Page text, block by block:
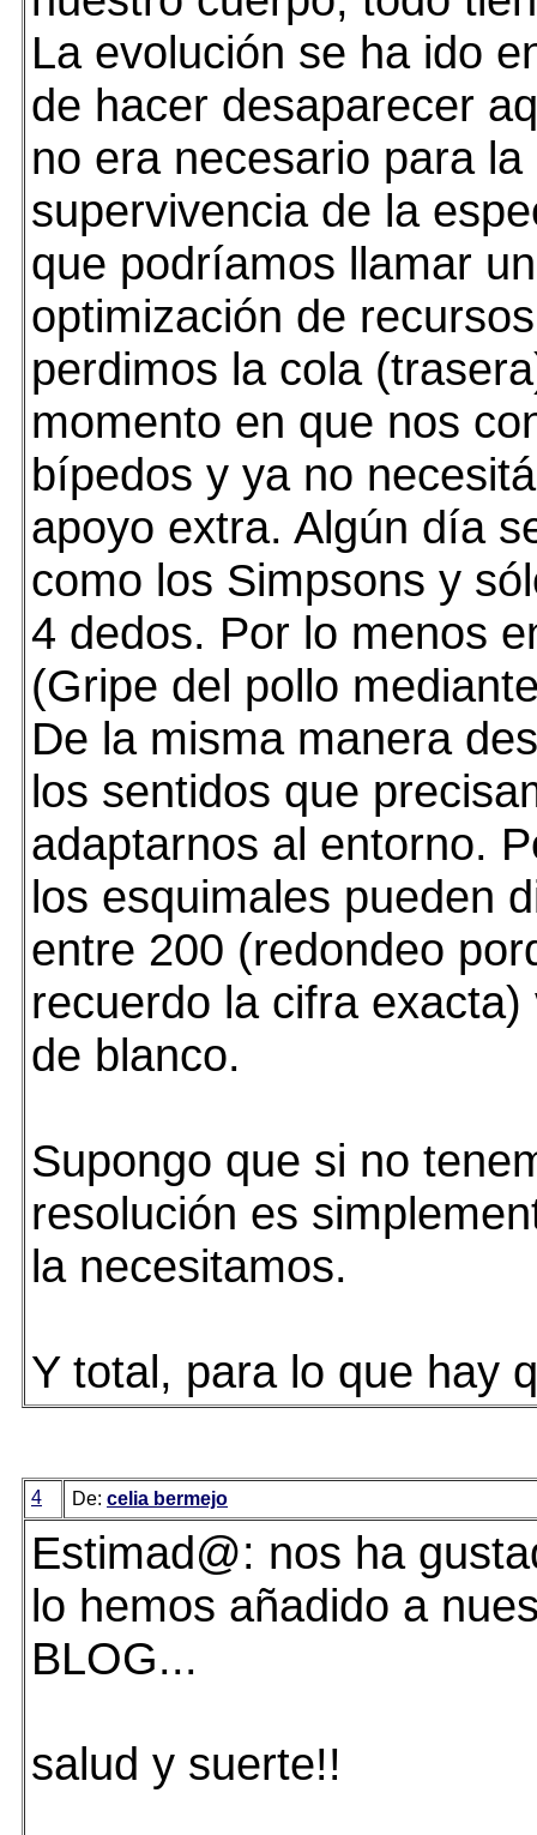
La evolución se ha ido
de hacer desaparecer
no era necesario para la
supervivencia de la
que podríamos llamar
optimización de
perdimos la cola
momento en que nos
bípedos y ya no
apoyo extra. Algún día
como los Simpsons y
4 dedos. Por lo menos
(Gripe del pollo
De la misma manera
los sentidos que
adaptarnos al entorno.
los esquimales pueden
entre 200 (redondeo
recuerdo la cifra exacta)
de blanco.
Supongo que si no
resolución es
la necesitamos.
Y total, para lo que hay
4 De: celia bermejo
Estimad@: nos ha
lo hemos añadido a
BLOG...
salud y suerte!!